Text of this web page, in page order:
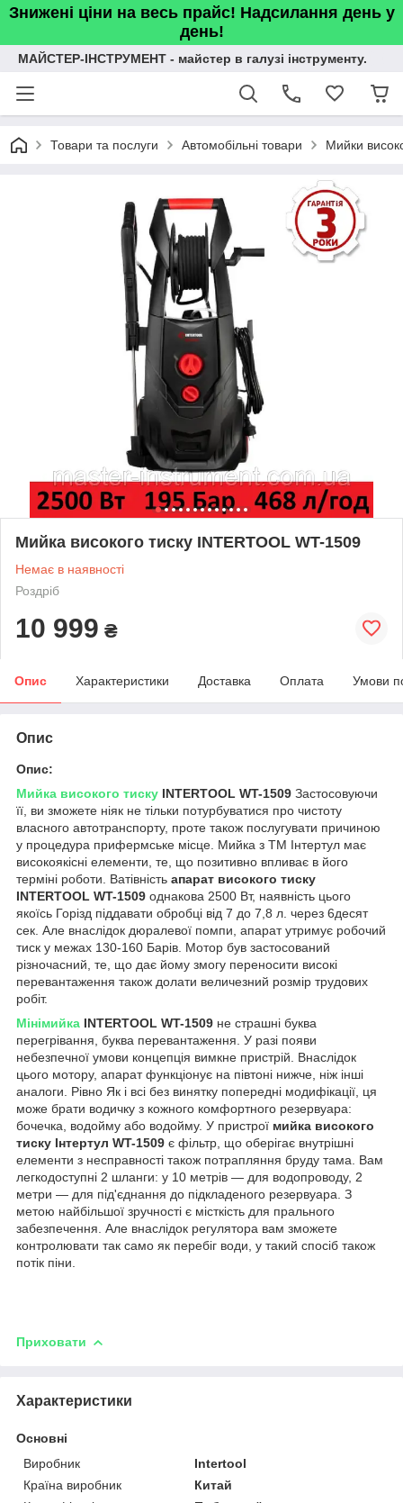
Знижені ціни на весь прайс! Надсилання день у
день!
МАЙСТЕР-ІНСТРУМЕНТ - майстер в галузі інструменту.
Товари та послуги Автомобільні товари Мийки
Мийка високого тиску INTERTOOL WT-1509
Немає в наявності
Роздріб
10 999 ₴
Опис Характеристики Доставка Оплата Умови
Опис
Опис:
Мийка високого тиску INTERTOOL WT-1509 Застосовуючи
її, ви зможете ніяк не тільки потурбуватися про чистоту
власного автотранспорту, проте також послугувати причиною
у процедура прифермське місце. Мийка з ТМ Інтертул має
високоякісні елементи, те, що позитивно впливає в його
терміні роботи. Ватівність апарат високого тиску
INTERTOOL WT-1509 однакова 2500 Вт, наявність цього
якоїсь Горізд піддавати обробці від 7 до 7,8 л. через 6десят
сек. Але внаслідок дюралевої помпи, апарат утримує робочий
тиск у межах 130-160 Барів. Мотор був застосований
різночасний, те, що дає йому змогу переносити високі
перевантаження також долати величезний розмір трудових
робіт.
Мінімийка INTERTOOL WT-1509 не страшні буква
перегрівання, буква перевантаження. У разі появи
небезпечної умови концепція вимкне пристрій. Внаслідок
цього мотору, апарат функціонує на півтоні нижче, ніж інші
аналоги. Рівно Як і всі без винятку попередні модифікації, ця
може брати водичку з кожного комфортного резервуара:
бочечка, водойму або водойму. У пристрої мийка високого
тиску Інтертул WT-1509 є фільтр, що оберігає внутрішні
елементи з несправності також потрапляння бруду тама. Вам
легкодоступні 2 шланги: у 10 метрів — для водопроводу, 2
метри — для під'єднання до підкладеного резервуара. З
метою найбільшої зручності є місткість для прального
забезпечення. Але внаслідок регулятора вам зможете
контролювати так само як перебіг води, у такий спосіб також
потік піни.
Приховати
Характеристики
Основні
Виробник
Intertool
Країна виробник
Китай